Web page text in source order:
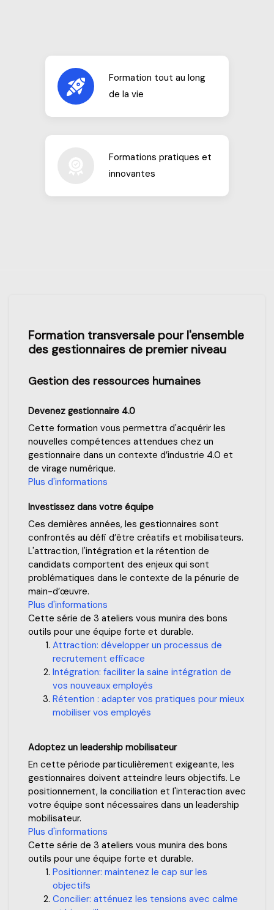
Formation tout au long
de la vie
Formations pratiques et
innovantes
Formation transversale pour l'ensemble
des gestionnaires de premier niveau
Gestion des ressources humaines
Devenez gestionnaire 4.0
Cette formation vous permettra d'acquérir les
nouvelles compétences attendues chez un
gestionnaire dans un contexte d’industrie 4.0 et
de virage numérique.
Plus d'informations
Investissez dans votre équipe
Ces dernières années, les gestionnaires sont
confrontés au défi d’être créatifs et mobilisateurs.
L'attraction, l'intégration et la rétention de
candidats comportent des enjeux qui sont
problématiques dans le contexte de la pénurie de
main-d’œuvre.
Plus d'informations
Cette série de 3 ateliers vous munira des bons
outils pour une équipe forte et durable.
Attraction: développer un processus de
recrutement efficace
Intégration: faciliter la saine intégration de
vos nouveaux employés
Rétention : adapter vos pratiques pour mieux
mobiliser vos employés
Adoptez un leadership mobilisateur
En cette période particulièrement exigeante, les
gestionnaires doivent atteindre leurs objectifs. Le
positionnement, la conciliation et l'interaction avec
votre équipe sont nécessaires dans un leadership
mobilisateur.
Plus d'informations
Cette série de 3 ateliers vous munira des bons
outils pour une équipe forte et durable.
Positionner: maintenez le cap sur les
objectifs
Concilier: atténuez les tensions avec calme